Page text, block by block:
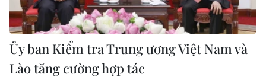
Ủy ban Kiểm tra Trung ương Việt Nam và
Lào tăng cường hợp tác